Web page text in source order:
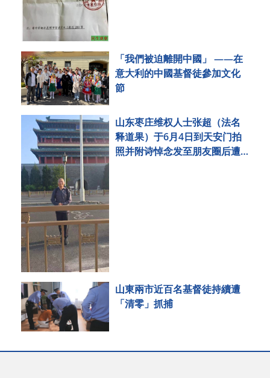
「我們被迫離開中國」 ——在
意大利的中國基督徒參加文化
節
山东枣庄维权人士张超（法名
释道果）于6月4日到天安门拍
照并附诗悼念发至朋友圈后遭
山東兩市近百名基督徒持續遭
「清零」抓捕